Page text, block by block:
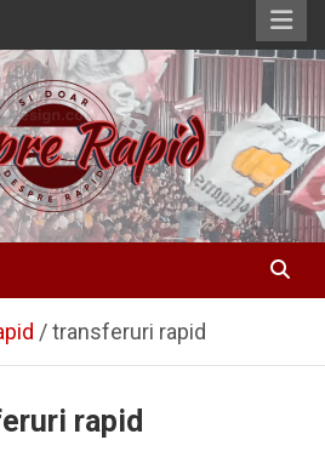
transferuri rapid
rapid